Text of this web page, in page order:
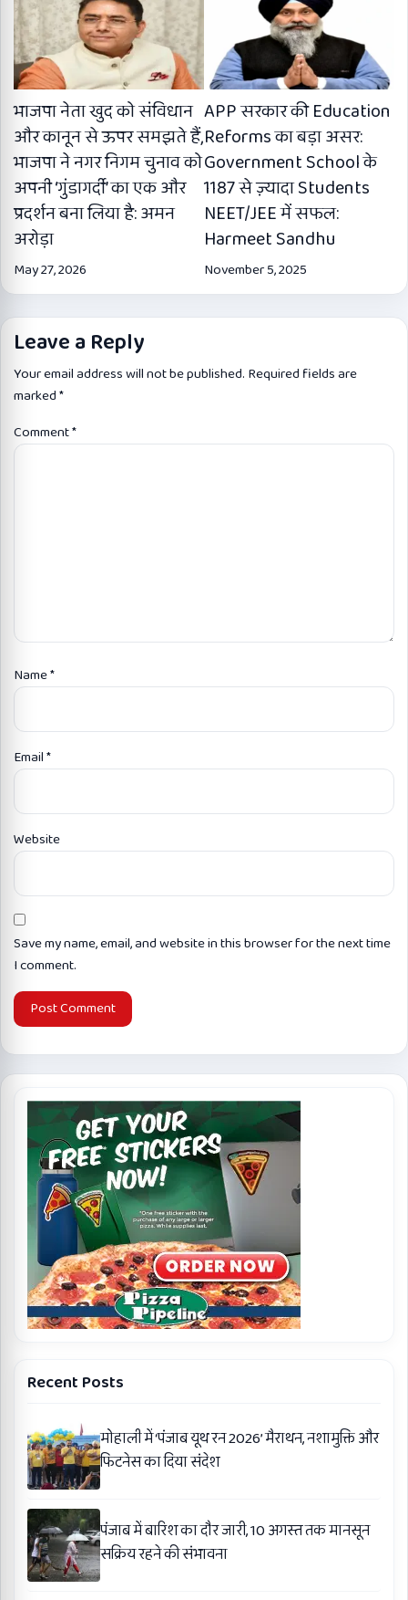
भाजपा नेता खुद को संविधान
और कानून से ऊपर समझते हैं,
भाजपा ने नगर निगम चुनाव को
अपनी ‘गुंडागर्दी’ का एक और
प्रदर्शन बना लिया है: अमन
अरोड़ा
May 27, 2026
APP सरकार की Education
Reforms का बड़ा असर:
Government School के
1187 से ज़्यादा Students
NEET/JEE में सफल:
Harmeet Sandhu
November 5, 2025
Leave a Reply
Your email address will not be published. Required fields are
marked*
Comment*
Name*
Email*
Website
Save my name, email, and website in this browser for the next time
I comment.
Recent Posts
मोहाली में ‘पंजाब यूथ रन 2026’ मैराथन, नशामुक्ति और
फिटनेस का दिया संदेश
पंजाब में बारिश का दौर जारी, 10 अगस्त तक मानसून
सक्रिय रहने की संभावना